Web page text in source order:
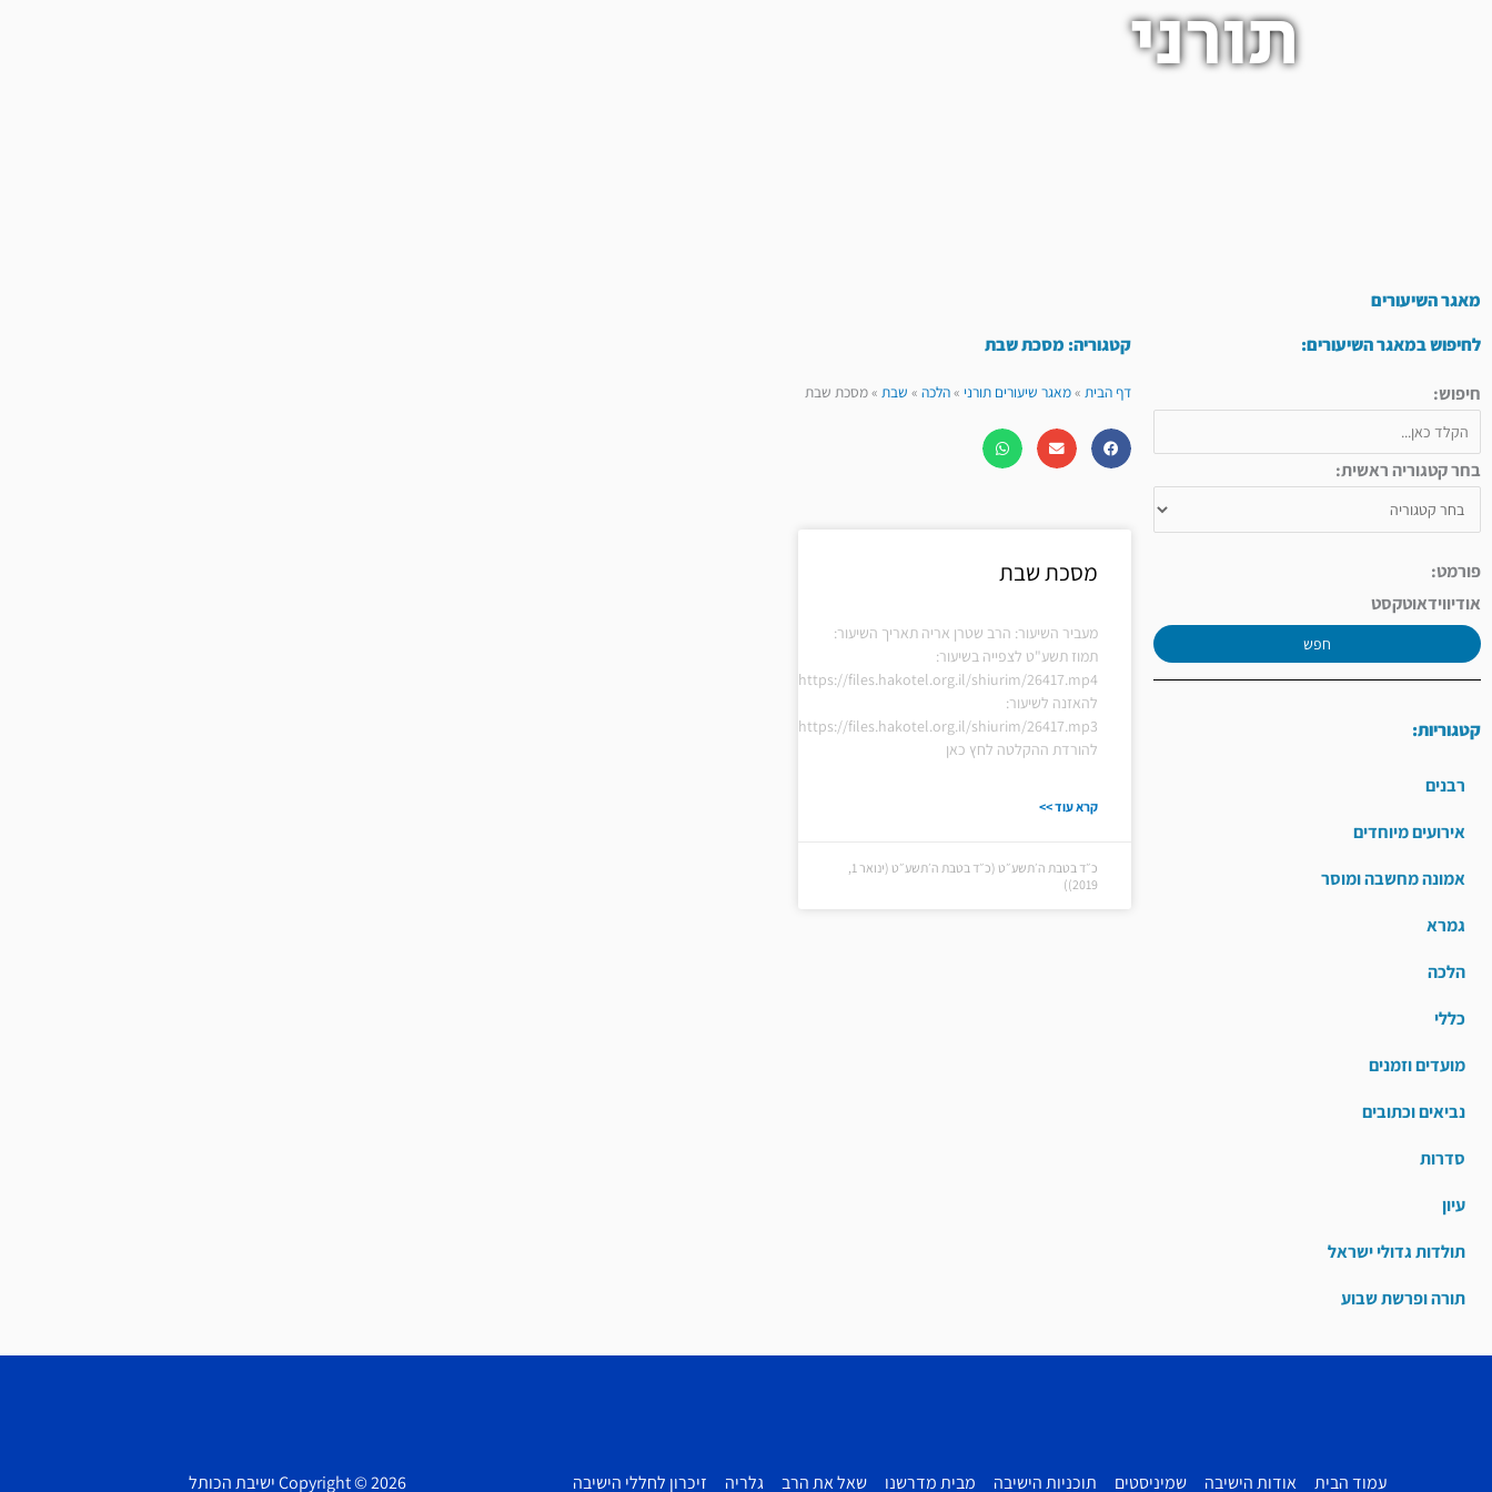
תורני
מאגר השיעורים
לחיפוש במאגר השיעורים:
חיפוש:
בחר קטגוריה ראשית:
פורמט:
אודיווידאוטקסט
חפש
קטגוריות:
רבנים
אירועים מיוחדים
אמונה מחשבה ומוסר
גמרא
הלכה
כללי
מועדים וזמנים
נביאים וכתובים
סדרות
עיון
תולדות גדולי ישראל
תורה ופרשת שבוע
קטגוריה: מסכת שבת
דף הבית»מאגר שיעורים תורני »הלכה» שבת»מסכת שבת
מסכת שבת
מעביר השיעור: הרב שטרן אריה תאריך השיעור:
תמוז תשע"ט לצפייה בשיעור:
https://files.hakotel.org.il/shiurim/26417.mp4
להאזנה לשיעור:
https://files.hakotel.org.il/shiurim/26417.mp3
להורדת ההקלטה לחץ כאן
קרא עוד >>
כ״ד בטבת ה׳תשע״ט (כ״ד בטבת ה׳תשע״ט (ינואר 1,
2019))
עמוד הבית אודות הישיבה שמיניסטים תוכניות הישיבה מבית מדרשנו שאל את הרב גלריה זיכרון לחללי הישיבה Copyright © 2026 ישיבת הכותל